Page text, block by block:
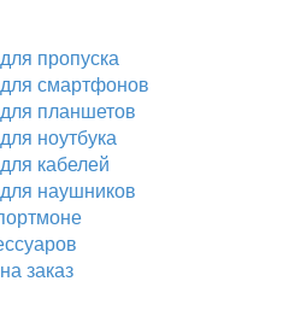
пропуска
смартфонов
планшетов
ноутбука
кабелей
наушников
заказ